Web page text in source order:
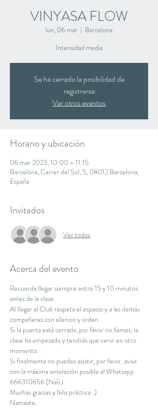
VINYASA FLOW
lun, 06 mar
  |
Barcelona
Intensidad media
Se ha cerrado la posibilidad de
registrarse
Ver otros eventos
Horario y ubicación
06 mar 2023, 10:00 – 11:15
Barcelona, Carrer del Sol, 5, 08012 Barcelona,
España
Invitados
Ver todos
Acerca del evento
Recuerda llegar siempre entre 15 y 10 minutos
antes de la clase.
Al llegar al Club respeta el espacio y a lxs demás
compañerxs con silencio y orden.
Si la puerta está cerrada, por favor no llames, la
clase ha empezado y tendrás que venir en otro
momento.
Si finalmente no puedes asistir, por favor, avisa
con la máxima antelación posible al Whatsapp
666310656 (Naïr).
Muchas gracias y feliz práctica :)
Namaste.